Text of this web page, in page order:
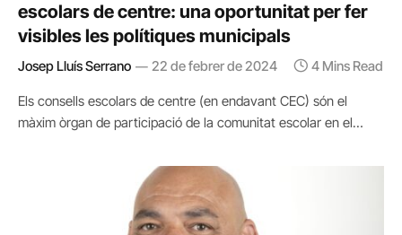
escolars de centre: una oportunitat per fer
visibles les polítiques municipals
Josep Lluís Serrano 22 de febrer de 2024 4 Mins Read
Els consells escolars de centre (en endavant CEC) són el
màxim òrgan de participació de la comunitat escolar en el…